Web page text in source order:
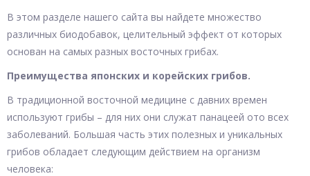
В этом разделе нашего сайта вы найдете множество
различных биодобавок, целительный эффект от которых
основан на самых разных восточных грибах.
Преимущества японских и корейских грибов.
В традиционной восточной медицине с давних времен
используют грибы – для них они служат панацеей ото всех
заболеваний. Большая часть этих полезных и уникальных
грибов обладает следующим действием на организм
человека: